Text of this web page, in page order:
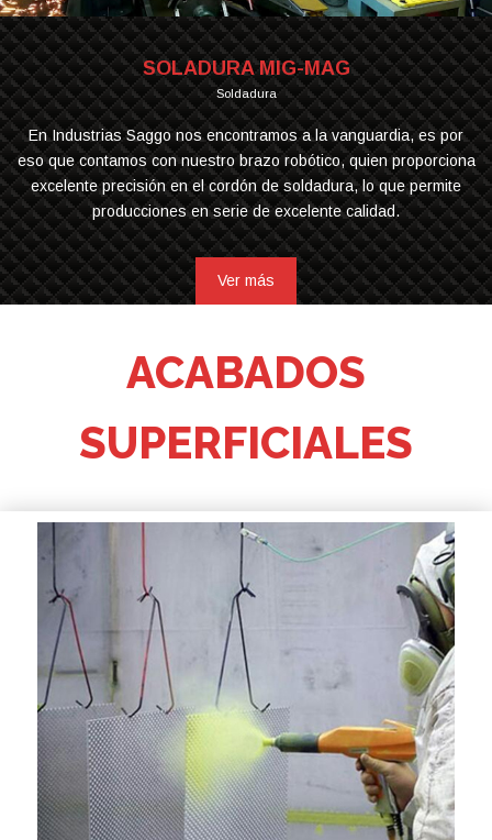
SOLADURA MIG-MAG
Soldadura
En Industrias Saggo nos encontramos a la vanguardia, es por
eso que contamos con nuestro brazo robótico, quien proporciona
excelente precisión en el cordón de soldadura, lo que permite
producciones en serie de excelente calidad.
Ver más
ACABADOS
SUPERFICIALES